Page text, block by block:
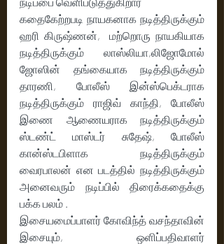
கதைகேற்றபடி நாயகனாக நடித்திருக்கும்
ஹரி கிருஷ்ணன்,  மற்றொரு நாயகியாக
நடித்திருக்கும் லாஸ்லியா,லிஜோமோல்
ஜோஸின் தங்கையாக நடித்திருக்கும்
தாரணி, போலீஸ் இன்ஸ்பெக்டராக
நடித்திருக்கும் ராஜிவ் காந்தி, போலீஸ்
இணை ஆணையராக நடித்திருக்கும்
ஸ்டண்ட் மாஸ்டர் சுதேஷ், போலீஸ்
கான்ஸ்டபிளாக நடித்திருக்கும்
வைரபாலன் என படத்தில் நடித்திருக்கும்
அனைவரும் நடிப்பில் திரைக்கதைக்கு
பக்க பலம் .
இசையமைப்பாளர் கோவிந்த் வசந்தாவின்
இசையும்,  ஒளிப்பதிவாளர்